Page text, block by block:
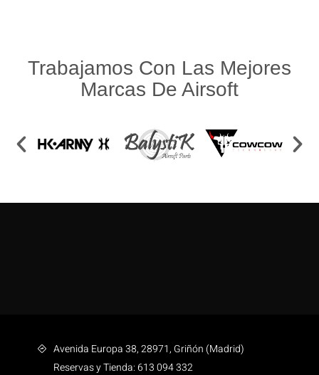
Trabajamos Con Las Mejores
Marcas De Airsoft
Avenida Europa 38, 28971, Griñón (Madrid)
Reservas y Tienda: 613 094 332